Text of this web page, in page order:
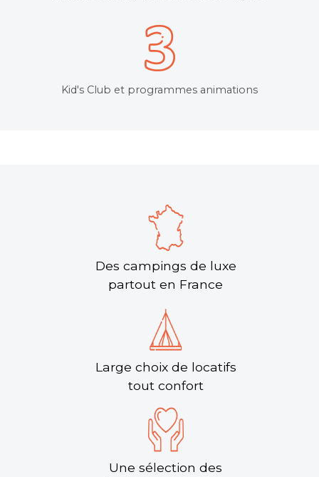
Kid's Club et programmes animations
Des campings de luxe
partout en France
Large choix de locatifs
tout confort
Une sélection des